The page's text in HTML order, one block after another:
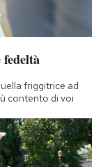
friggitrice ad
contento di voi